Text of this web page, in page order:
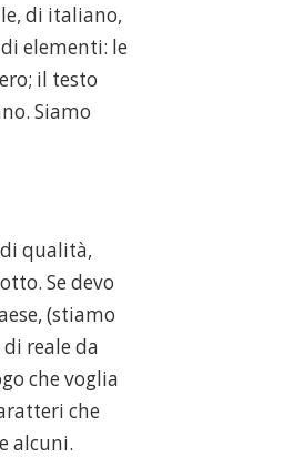
di italiano,
elementi: le
il testo
Siamo
qualità,
Se devo
(stiamo
reale da
che voglia
che
alcuni.